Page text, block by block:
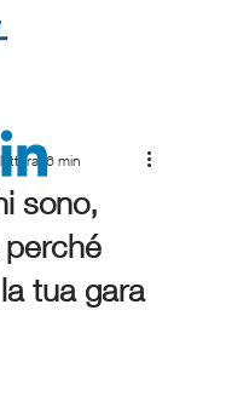
sono,
tua gara
6 min